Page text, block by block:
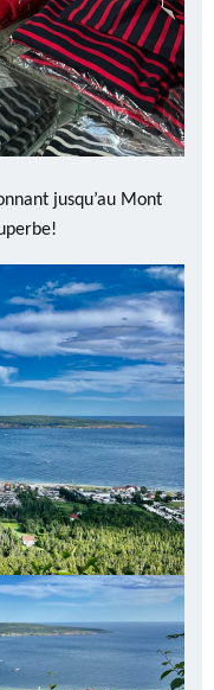
jusqu’au Mont